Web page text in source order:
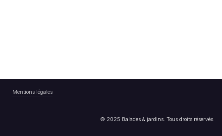
Mentions légales
© 2025 Balades & jardins. Tous droits réservés.